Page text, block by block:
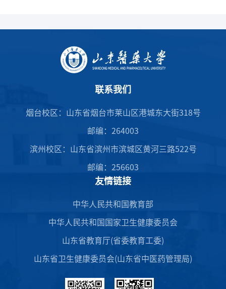
联系我们
烟台校区：山东省烟台市莱山区港城东大街318号
邮编：264003
滨州校区：山东省滨州市滨城区黄河三路522号
邮编：256603
友情链接
中华人民共和国教育部
中华人民共和国国家卫生健康委员会
山东省教育厅(省委教育工委)
山东省卫生健康委员会(山东省中医药管理局)